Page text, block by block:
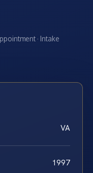
· Intake
VA
1997